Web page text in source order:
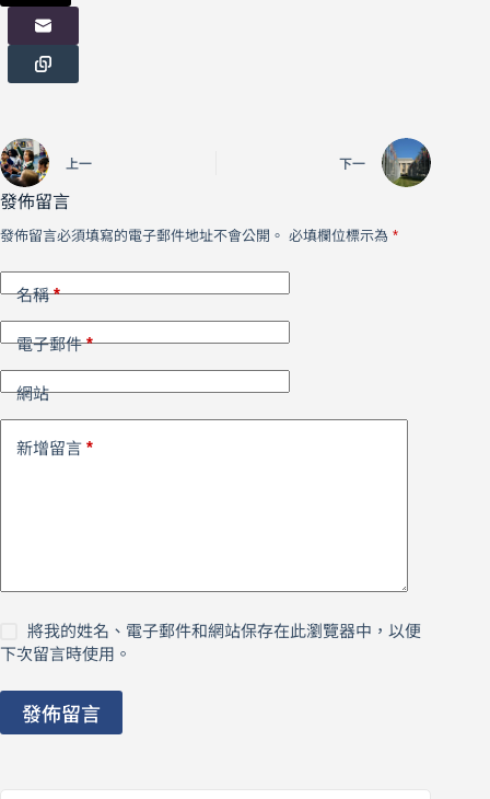
上一 下一
發佈留言
發佈留言必須填寫的電子郵件地址不會公開。 必填欄位標示為 *
名稱*
電子郵件*
網站
新增留言 *
將我的姓名、電子郵件和網站保存在此瀏覽器中，以便
下次留言時使用。
發佈留言